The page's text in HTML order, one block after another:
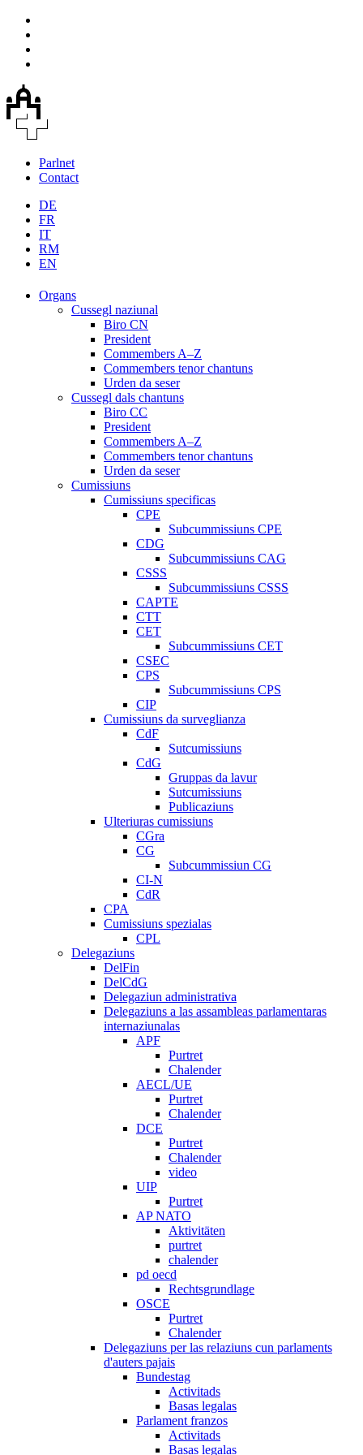
Parlnet
Contact
DE
FR
IT
RM
EN
Organs
Cussegl naziunal
Biro CN
President
Commembers A–Z
Commembers tenor chantuns
Urden da seser
Cussegl dals chantuns
Biro CC
President
Commembers A–Z
Commembers tenor chantuns
Urden da seser
Cumissiuns
Cumissiuns specificas
CPE
Subcummissiuns CPE
CDG
Subcummissiuns CAG
CSSS
Subcummissiuns CSSS
CAPTE
CTT
CET
Subcummissiuns CET
CSEC
CPS
Subcummissiuns CPS
CIP
Cumissiuns da surveglianza
CdF
Sutcumissiuns
CdG
Gruppas da lavur
Sutcumissiuns
Publicaziuns
Ulteriuras cumissiuns
CGra
CG
Subcummissiun CG
CI-N
CdR
CPA
Cumissiuns spezialas
CPL
Delegaziuns
DelFin
DelCdG
Delegaziun administrativa
Delegaziuns a las assambleas parlamentaras
internaziunalas
APF
Purtret
Chalender
AECL/UE
Purtret
Chalender
DCE
Purtret
Chalender
video
UIP
Purtret
AP NATO
Aktivitäten
purtret
chalender
pd oecd
Rechtsgrundlage
OSCE
Purtret
Chalender
Delegaziuns per las relaziuns cun parlaments
d'auters pajais
Bundestag
Activitads
Basas legalas
Parlament franzos
Activitads
Basas legalas